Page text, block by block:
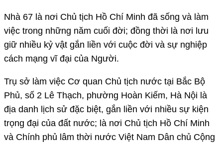
Nhà 67 là nơi Chủ tịch Hồ Chí Minh đã sống và làm
việc trong những năm cuối đời; đồng thời là nơi lưu
giữ nhiều kỷ vật gắn liền với cuộc đời và sự nghiệp
cách mạng vĩ đại của Người.
Trụ sở làm việc Cơ quan Chủ tịch nước tại Bắc Bộ
Phủ, số 2 Lê Thạch, phường Hoàn Kiếm, Hà Nội là
địa danh lịch sử đặc biệt, gắn liền với nhiều sự kiện
trọng đại của đất nước; là nơi Chủ tịch Hồ Chí Minh
và Chính phủ lâm thời nước Việt Nam Dân chủ Cộng